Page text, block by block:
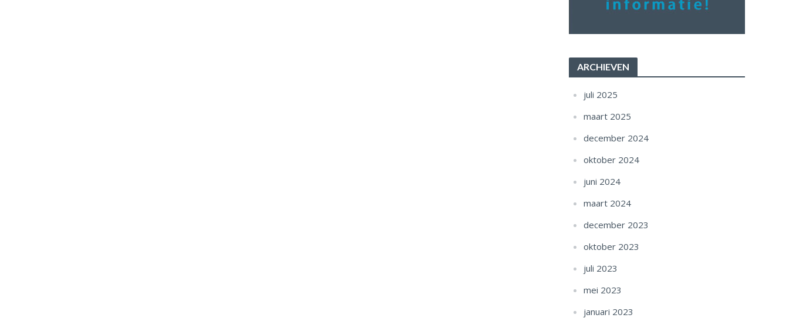
ARCHIEVEN
juli 2025
maart 2025
december 2024
oktober 2024
juni 2024
maart 2024
december 2023
oktober 2023
juli 2023
mei 2023
januari 2023